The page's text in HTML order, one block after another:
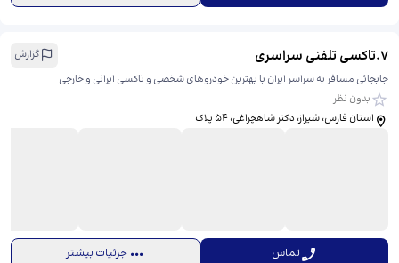
7
.تاکسی تلفنی سراسری
گزارش
جابجائی مسافر به سراسر ایران با بهترین خودروهای شخصی و تاکسی ایرانی و خارجی
بدون نظر
استان فارس، شیراز، دکتر شاهچراغی، ​54 پلاک
تماس جزئیات بیشتر